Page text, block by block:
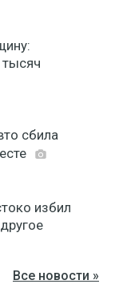
тысяч
сбила
избил
Все новости »